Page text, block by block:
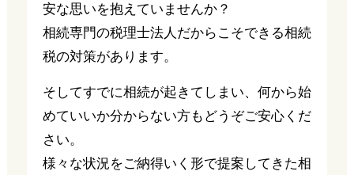
安な思いを抱えていませんか？
相続専門の税理士法人だからこそできる相続
税の対策があります。
そしてすでに相続が起きてしまい、何から始
めていいか分からない方もどうぞご安心くだ
さい。
様々な状況をご納得いく形で提案してきた相